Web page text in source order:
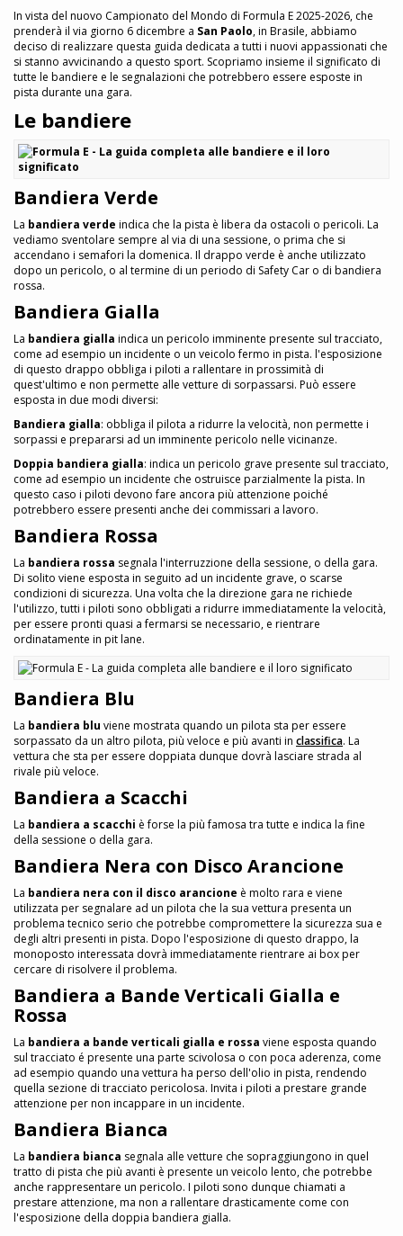
In vista del nuovo Campionato del Mondo di Formula E 2025-2026, che
prenderà il via giorno 6 dicembre a San Paolo, in Brasile, abbiamo
deciso di realizzare questa guida dedicata a tutti i nuovi appassionati che
si stanno avvicinando a questo sport. Scopriamo insieme il significato di
tutte le bandiere e le segnalazioni che potrebbero essere esposte in
pista durante una gara.
Le bandiere
Bandiera Verde
La bandiera verde indica che la pista è libera da ostacoli o pericoli. La
vediamo sventolare sempre al via di una sessione, o prima che si
accendano i semafori la domenica. Il drappo verde è anche utilizzato
dopo un pericolo, o al termine di un periodo di Safety Car o di bandiera
rossa.
Bandiera Gialla
La bandiera gialla indica un pericolo imminente presente sul tracciato,
come ad esempio un incidente o un veicolo fermo in pista. l'esposizione
di questo drappo obbliga i piloti a rallentare in prossimità di
quest'ultimo e non permette alle vetture di sorpassarsi. Può essere
esposta in due modi diversi:
Bandiera gialla: obbliga il pilota a ridurre la velocità, non permette i
sorpassi e prepararsi ad un imminente pericolo nelle vicinanze.
Doppia bandiera gialla: indica un pericolo grave presente sul tracciato,
come ad esempio un incidente che ostruisce parzialmente la pista. In
questo caso i piloti devono fare ancora più attenzione poiché
potrebbero essere presenti anche dei commissari a lavoro.
Bandiera Rossa
La bandiera rossa segnala l'interruzzione della sessione, o della gara.
Di solito viene esposta in seguito ad un incidente grave, o scarse
condizioni di sicurezza. Una volta che la direzione gara ne richiede
l'utilizzo, tutti i piloti sono obbligati a ridurre immediatamente la velocità,
per essere pronti quasi a fermarsi se necessario, e rientrare
ordinatamente in pit lane.
Bandiera Blu
La bandiera blu viene mostrata quando un pilota sta per essere
sorpassato da un altro pilota, più veloce e più avanti in classifica. La
vettura che sta per essere doppiata dunque dovrà lasciare strada al
rivale più veloce.
Bandiera a Scacchi
La bandiera a scacchi è forse la più famosa tra tutte e indica la fine
della sessione o della gara.
Bandiera Nera con Disco Arancione
La bandiera nera con il disco arancione è molto rara e viene
utilizzata per segnalare ad un pilota che la sua vettura presenta un
problema tecnico serio che potrebbe compromettere la sicurezza sua e
degli altri presenti in pista. Dopo l'esposizione di questo drappo, la
monoposto interessata dovrà immediatamente rientrare ai box per
cercare di risolvere il problema.
Bandiera a Bande Verticali Gialla e
Rossa
La bandiera a bande verticali gialla e rossa viene esposta quando
sul tracciato é presente una parte scivolosa o con poca aderenza, come
ad esempio quando una vettura ha perso dell'olio in pista, rendendo
quella sezione di tracciato pericolosa. Invita i piloti a prestare grande
attenzione per non incappare in un incidente.
Bandiera Bianca
La bandiera bianca segnala alle vetture che sopraggiungono in quel
tratto di pista che più avanti è presente un veicolo lento, che potrebbe
anche rappresentare un pericolo. I piloti sono dunque chiamati a
prestare attenzione, ma non a rallentare drasticamente come con
l'esposizione della doppia bandiera gialla.